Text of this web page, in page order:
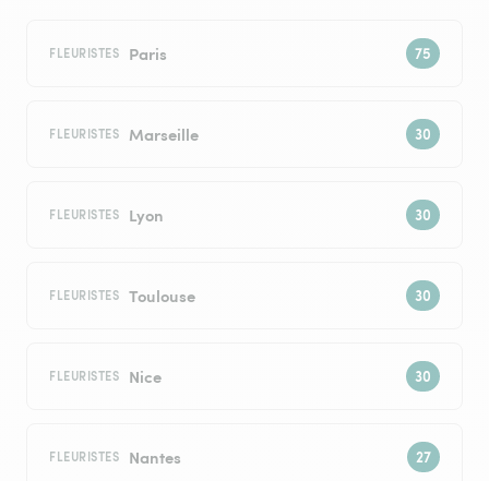
FLEURISTES Paris
FLEURISTES Marseille
FLEURISTES Lyon
FLEURISTES Toulouse
FLEURISTES Nice
FLEURISTES Nantes